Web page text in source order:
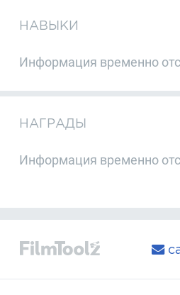
НАВЫКИ
Информация временно
НАГРАДЫ
Информация временно